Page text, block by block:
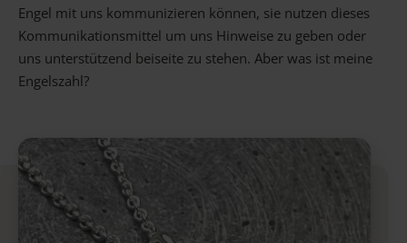
Engel mit uns kommunizieren können, sie nutzen dieses
Kommunikationsmittel um uns Hinweise zu geben oder
uns unterstützend beiseite zu stehen. Aber was ist meine
Engelszahl?